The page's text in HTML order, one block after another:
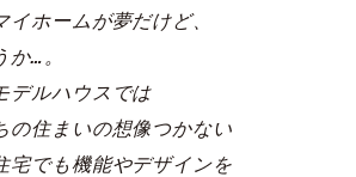
ホームが夢だけど、
…。
デルハウスでは
の住まいの想像つかない
宅でも機能やデザインを